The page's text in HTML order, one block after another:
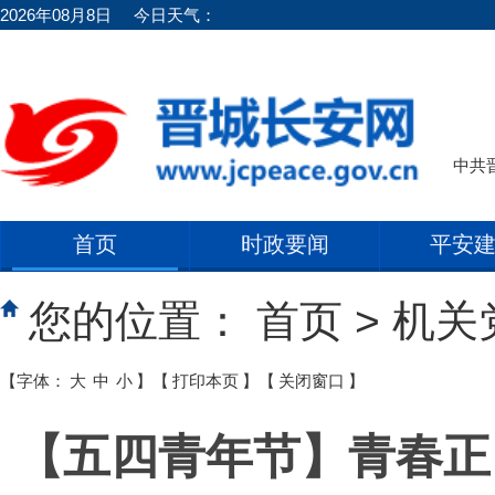
2026年08月8日 今日天气：
中共
首页 时政要闻 平安
您的位置： 首页 > 机关
【字体： 大 中 小 】 【 打印本页 】 【 关闭窗口 】
【五四青年节】青春